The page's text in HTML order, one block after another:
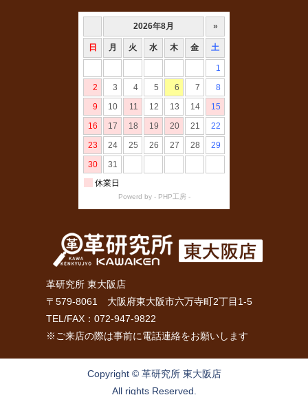
革研究所 東大阪店
〒579-8061 大阪府東大阪市六万寺町2丁目1-5
TEL/FAX：072-947-9822
※ご来店の際は事前に電話連絡をお願いします
Copyright © 革研究所 東大阪店
All rights Reserved.